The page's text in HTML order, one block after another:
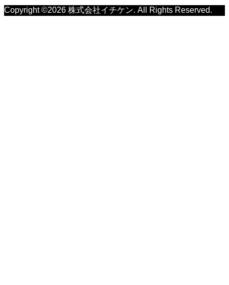
Copyright ©2026 株式会社イチケン. All Rights Reserved.